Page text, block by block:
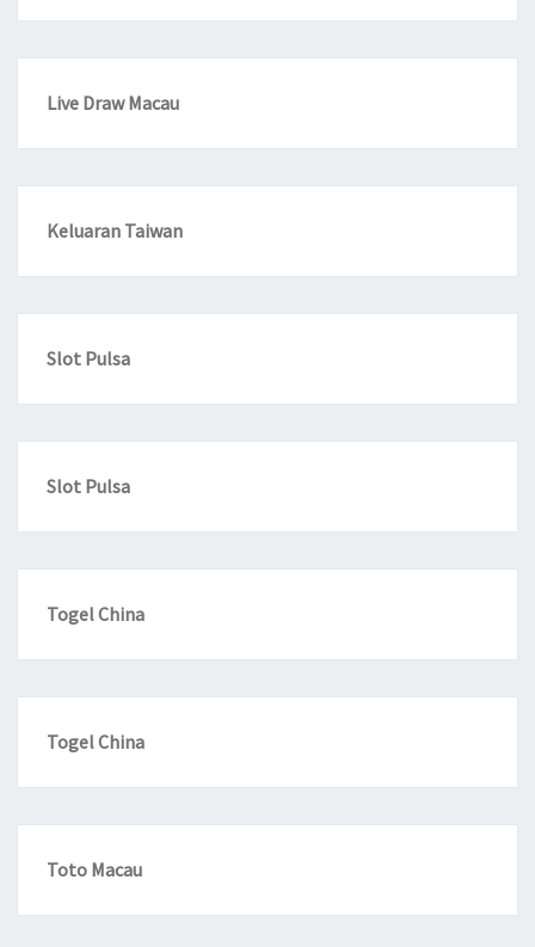
Live Draw Macau
Keluaran Taiwan
Slot Pulsa
Slot Pulsa
Togel China
Togel China
Toto Macau